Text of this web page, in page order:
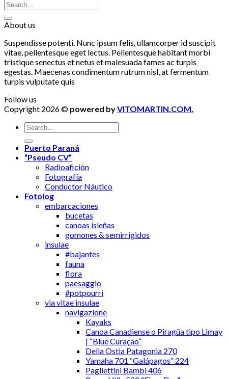
About us
Suspendisse potenti. Nunc ipsum felis, ullamcorper id suscipit
vitae, pellentesque eget lectus. Pellentesque habitant morbi
tristique senectus et netus et malesuada fames ac turpis
egestas. Maecenas condimentum rutrum nisl, at fermentum
turpis vulputate quis
Follow us
Copyright 2026 © powered byVITOMARTIN.COM.
Puerto Paraná
“Pseudo CV”
Radioafición
Fotografía
Conductor Náutico
Fotolog
embarcaciones
bucetas
canoas isleñas
gomones & semirrigidos
insulae
#bajantes
fauna
flora
paesaggio
#potpourri
via vitae insulae
navigazione
Kayaks
Canoa Canadiense o Piragüa tipo Limay
| “Blue Curaçao”
Della Ostia Patagonia 270
Yamaha 701 “Galápagos” 224
Pagliettini Bambi 406